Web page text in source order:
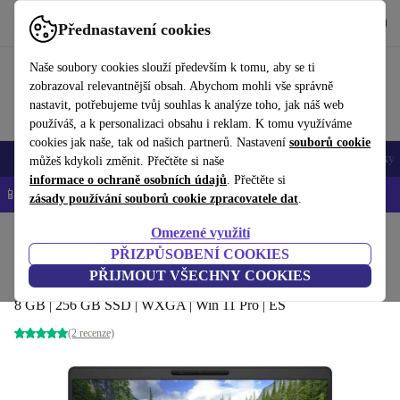
Přednastavení cookies
Naše soubory cookies slouží především k tomu, aby se ti
zobrazoval relevantnější obsah. Abychom mohli vše správně
nastavit, potřebujeme tvůj souhlas k analýze toho, jak náš web
používáš, a k personalizaci obsahu i reklam. K tomu využíváme
cookies jak naše, tak od našich partnerů. Nastavení souborů cookie
můžeš kdykoli změnit. Přečtěte si naše
informace o ochraně osobních údajů. Přečtěte si
zásady používání souborů cookie zpracovatele dat.
Omezené využití
PŘIZPŮSOBENÍ COOKIES
PŘIJMOUT VŠECHNY COOKIES
Používejte refurbed rychle a snadno
Mobily a smartphony Notebooky Tablety Doplňky
📱 -5 % NAVÍC na všechny iPhony – kód: IPHONEDEAL-
Notebooky Notebooky Dell
Dell Latitude 5300 | i5-8265U | 13.3"
8 GB | 256 GB SSD | WXGA | Win 11 Pro | ES
(2 recenze)